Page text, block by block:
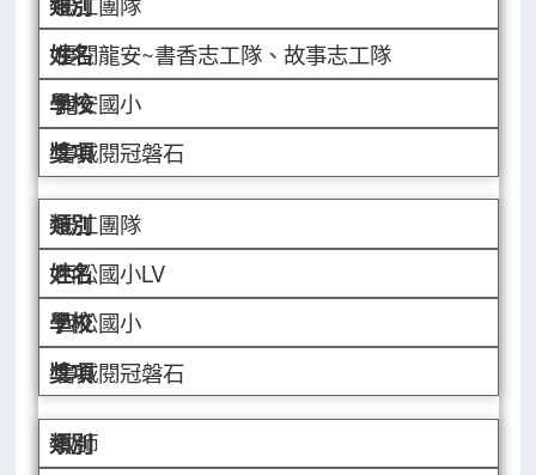
優閱龍安~書香志工隊、故事志工隊
龍安國小
書城閱冠磐石
志工團隊
西松國小LV
西松國小
書城閱冠磐石
教師